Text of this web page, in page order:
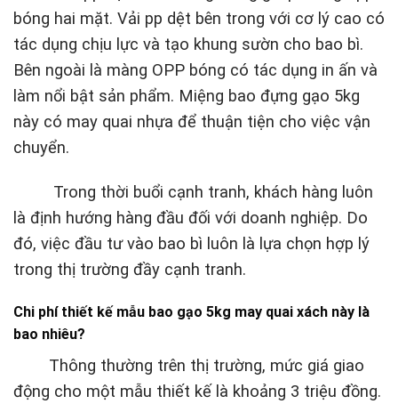
bóng hai mặt. Vải pp dệt bên trong với cơ lý cao có
tác dụng chịu lực và tạo khung sườn cho bao bì.
Bên ngoài là màng OPP bóng có tác dụng in ấn và
làm nổi bật sản phẩm. Miệng bao đựng gạo 5kg
này có may quai nhựa để thuận tiện cho việc vận
chuyển.
Trong thời buổi cạnh tranh, khách hàng luôn
là định hướng hàng đầu đối với doanh nghiệp. Do
đó, việc đầu tư vào bao bì luôn là lựa chọn hợp lý
trong thị trường đầy cạnh tranh.
Chi phí thiết kế mẫu bao gạo 5kg may quai xách này là
bao nhiêu?
Thông thường trên thị trường, mức giá giao
động cho một mẫu thiết kế là khoảng 3 triệu đồng.